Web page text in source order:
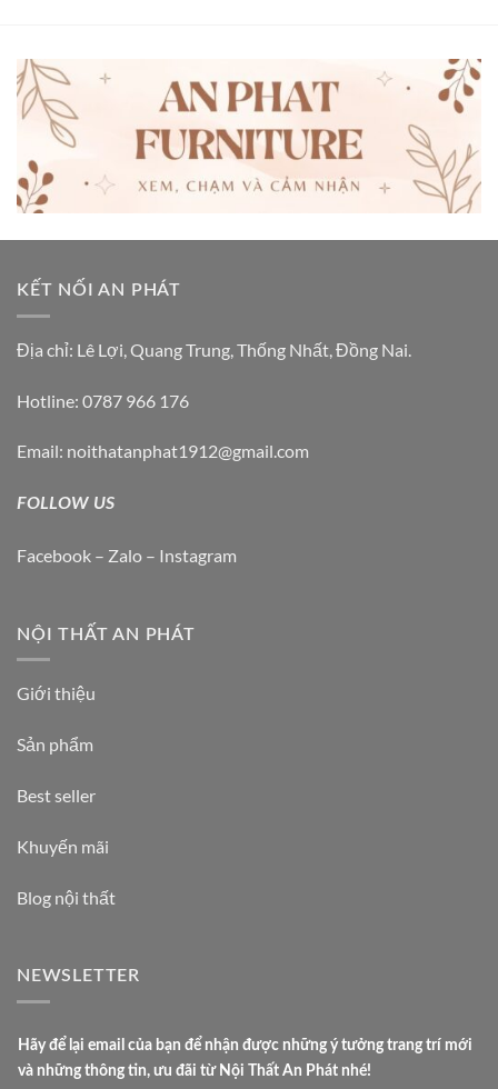
KẾT NỐI AN PHÁT
Địa chỉ: Lê Lợi, Quang Trung, Thống Nhất, Đồng Nai.
Hotline: 0787 966 176
Email: noithatanphat1912@gmail.com
FOLLOW US
Facebook – Zalo – Instagram
NỘI THẤT AN PHÁT
Giới thiệu
Sản phẩm
Best seller
Khuyến mãi
Blog nội thất
NEWSLETTER
Hãy để lại email của bạn để nhận được những ý tưởng trang trí mới
và những thông tin, ưu đãi từ Nội Thất An Phát nhé!